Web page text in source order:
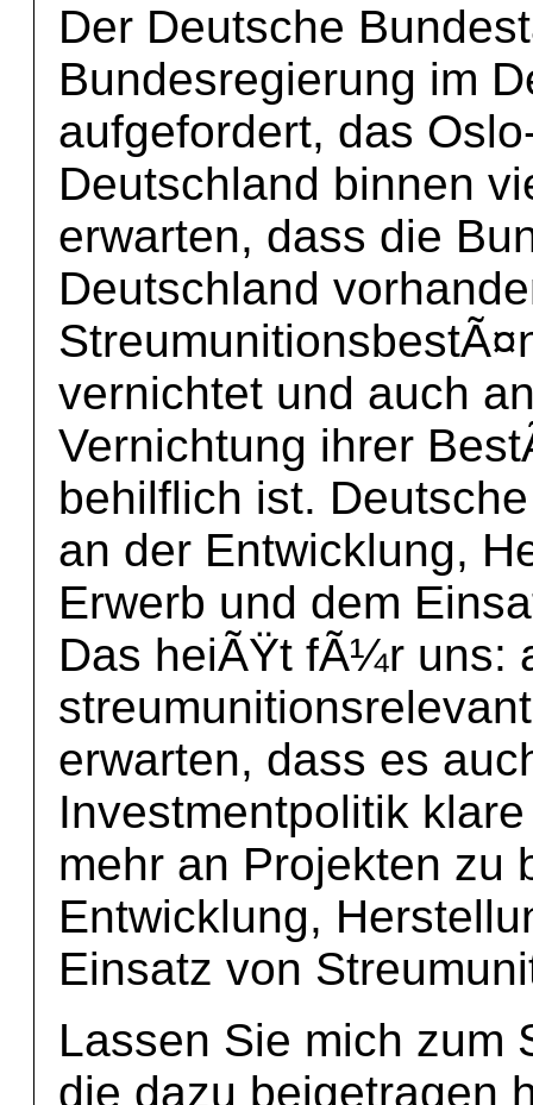
Der Deutsche
Bundesregierung im
aufgefordert, das
Deutschland binnen
erwarten, dass die
Deutschland
vernichtet und auch
Vernichtung ihrer
behilflich ist.
an der Entwicklung,
Erwerb und dem
Das heiÃŸt fÃ¼r uns:
erwarten, dass es
Investmentpolitik
mehr an Projekten zu
Entwicklung,
Einsatz von
Lassen Sie mich zum
die dazu beigetragen